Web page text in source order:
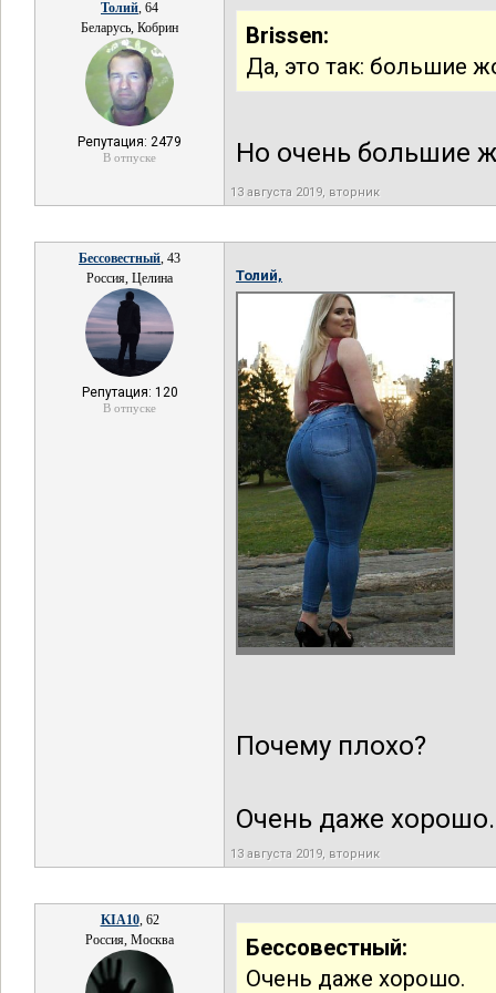
Толий, 64
Беларусь, Кобрин
Репутация: 2479
В отпуске
Brissen:
Да, это так: большие
Но очень большие
13 августа 2019, вторник
Бессовестный, 43
Россия, Целина
Репутация: 120
В отпуске
Толий,
Почему плохо?
Очень даже хорошо.
13 августа 2019, вторник
KIA10, 62
Россия, Москва
Бессовестный:
Очень даже хорошо.